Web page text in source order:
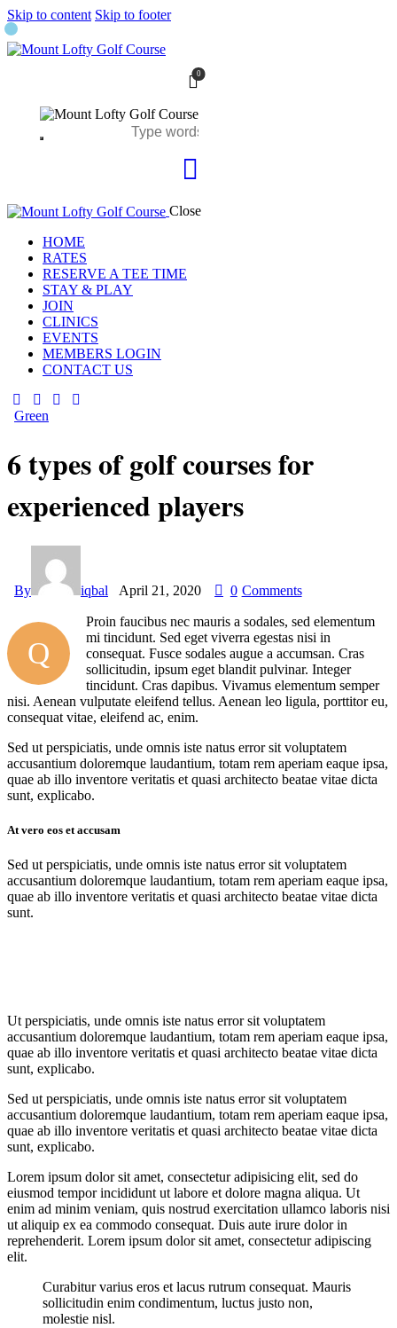
Skip to content Skip to footer
0
Close
HOME
RATES
RESERVE A TEE TIME
STAY & PLAY
JOIN
CLINICS
EVENTS
MEMBERS LOGIN
CONTACT US
Green
6 types of golf courses for
experienced players
By iqbal April 21, 2020 0 Comments
Q
Proin faucibus nec mauris a sodales, sed elementum
mi tincidunt. Sed eget viverra egestas nisi in
consequat. Fusce sodales augue a accumsan. Cras
sollicitudin, ipsum eget blandit pulvinar. Integer
tincidunt. Cras dapibus. Vivamus elementum semper
nisi. Aenean vulputate eleifend tellus. Aenean leo ligula, porttitor eu,
consequat vitae, eleifend ac, enim.
Sed ut perspiciatis, unde omnis iste natus error sit voluptatem
accusantium doloremque laudantium, totam rem aperiam eaque ipsa,
quae ab illo inventore veritatis et quasi architecto beatae vitae dicta
sunt, explicabo.
At vero eos et accusam
Sed ut perspiciatis, unde omnis iste natus error sit voluptatem
accusantium doloremque laudantium, totam rem aperiam eaque ipsa,
quae ab illo inventore veritatis et quasi architecto beatae vitae dicta
sunt.
Ut perspiciatis, unde omnis iste natus error sit voluptatem
accusantium doloremque laudantium, totam rem aperiam eaque ipsa,
quae ab illo inventore veritatis et quasi architecto beatae vitae dicta
sunt, explicabo.
Sed ut perspiciatis, unde omnis iste natus error sit voluptatem
accusantium doloremque laudantium, totam rem aperiam eaque ipsa,
quae ab illo inventore veritatis et quasi architecto beatae vitae dicta
sunt, explicabo.
Lorem ipsum dolor sit amet, consectetur adipisicing elit, sed do
eiusmod tempor incididunt ut labore et dolore magna aliqua. Ut
enim ad minim veniam, quis nostrud exercitation ullamco laboris nisi
ut aliquip ex ea commodo consequat. Duis aute irure dolor in
reprehenderit. Lorem ipsum dolor sit amet, consectetur adipiscing
elit.
Curabitur varius eros et lacus rutrum consequat. Mauris
sollicitudin enim condimentum, luctus justo non,
molestie nisl.